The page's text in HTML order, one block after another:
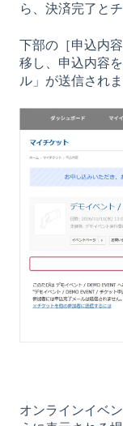
ら、決済完了と
下部の［申込内
移し、申込内容
ル」が送信され
オンラインイベ